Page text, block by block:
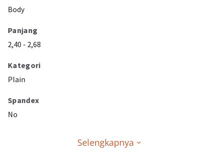
Body
Panjang
2,40 - 2,68
Kategori
Plain
Spandex
No
Selengkapnya